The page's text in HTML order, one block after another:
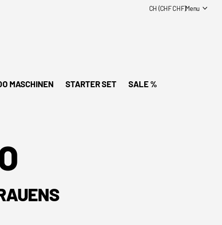
CH (CHF CHF)Menu
MASCHINEN STARTER SET SALE %